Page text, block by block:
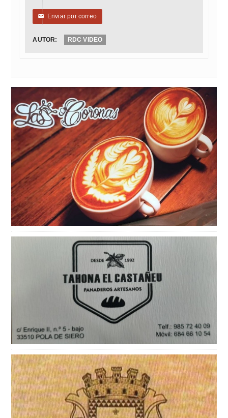
✉ Enviar por correo
AUTOR: RDC VIDEO